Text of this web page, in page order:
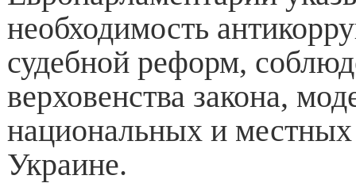
необходимость
судебной реформ,
верховенства закона,
национальных и местных
Украине.